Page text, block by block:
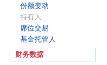
份额变动
持有人
席位交易
基金托管人
财务数据